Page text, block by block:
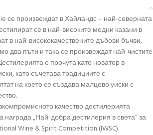
се произвеждат в Хайландс – най-северната
се в най-високите медни казани в
в най-висококачествените дъбови бъчви,
два пъти и така се произвеждат най-чистите
е прочута като новатор в
като съчетава традициите с
на което се създава малцово уиски с
качество дестилерията
награда „Най-добра дестилерия в света“ за
Wine & Spirit Competition (IWSC).